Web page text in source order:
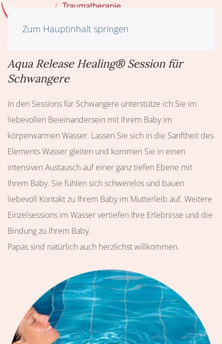
Zum Hauptinhalt springen
Aqua Release Healing® Session für
Schwangere
In den Sessions für Schwangere unterstütze ich Sie im
liebevollen Beieinandersein mit Ihrem Baby im
körperwarmen Wasser. Lassen Sie sich in die Sanftheit des
Elements Wasser gleiten und kommen Sie in einen
intensiven Austausch auf einer ganz tiefen Ebene mit
Ihrem Baby. Sie fühlen sich schwerelos und bauen
liebevoll Kontakt zu Ihrem Baby im Mutterleib auf. Weitere
Einzelsessions im Wasser vertiefen Ihre Erlebnisse und die
Bindung zu Ihrem Baby.
Papas sind natürlich auch herzlichst willkommen.